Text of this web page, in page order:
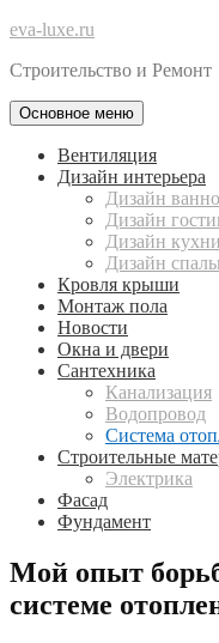
eva-luxe.ru
Строительство и Ремонт
Основное меню
Вентиляция
Дизайн интерьера
Дизайн
Дизайн
Дизайн кухни
Дизайн
Кровля крыши
Монтаж пола
Новости
Окна и двери
Сантехника
Канализация
Водопровод
Система
Строительные
Электрика
Фасад
Фундамент
Мой опыт
системе